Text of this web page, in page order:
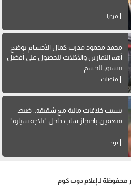
ميديا
محمد محمود مدرب كمال الأجسام يوضح
أهم التمارين والأكلات للحصول على أفضل
تنسيق للجسم
منصات
بسبب خلافات مالية مع شقيقه.. ضبط
متهمين باحتجاز شاب داخل "ثلاجة سيارة"
ترند
محفوظة لـ إعلام دوت كوم